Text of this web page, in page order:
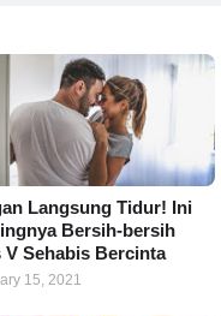
Langsung Tidur! Ini
Bersih-bersih
V Sehabis Bercinta
15, 2021